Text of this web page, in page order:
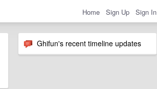
Home Sign Up Sign In
Ghifun's recent timeline updates